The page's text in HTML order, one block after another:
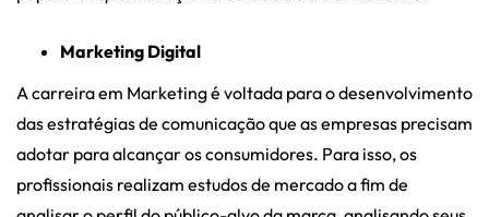
Marketing Digital
A carreira em Marketing é voltada para o desenvolvimento
das estratégias de comunicação que as empresas precisam
adotar para alcançar os consumidores. Para isso, os
profissionais realizam estudos de mercado a fim de